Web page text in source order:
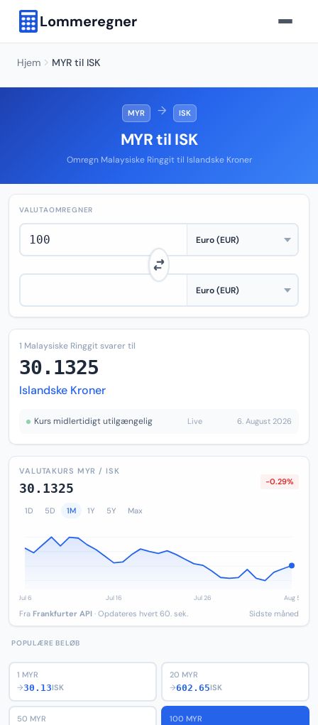
Lommeregner
Hjem MYR til ISK
MYR → ISK
MYR til ISK
Omregn Malaysiske Ringgit til Islandske Kroner
VALUTAOMREGNER
1 Malaysiske Ringgit svarer til
30.1325
Islandske Kroner
Kurs midlertidigt utilgængelig Live 6. August 2026
VALUTAKURS MYR / ISK
30.1325 -0.29%
1D 5D 1M 1Y 5Y Max
Fra Frankfurter API · Opdateres hvert 60. sek. Sidste måned
POPULÆRE BELØB
1 MYR
→30.13ISK
20 MYR
→602.65ISK
50 MYR
100 MYR